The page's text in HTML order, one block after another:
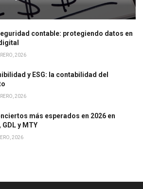
contable: protegiendo datos en
2026
y ESG: la contabilidad del
2026
más esperados en 2026 en
GDL y MTY
2026